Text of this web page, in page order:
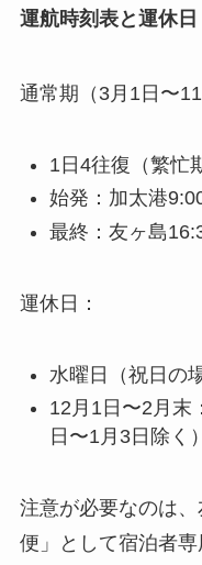
運航時刻表と運休日
通常期（3月1日〜
1日4往復（繁忙
始発：加太港
最終：友ヶ島
運休日：
水曜日（祝日の
12月1日〜2月末
日〜1月3日除く）
注意が必要なのは
便」として宿泊者